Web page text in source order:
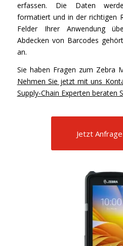
erfassen. Die Daten
formatiert und in der richtigen
Felder Ihrer Anwendung
Abdecken von Barcodes
an.
Sie haben Fragen zum Zebra
Nehmen Sie jetzt mit uns
Supply-Chain Experten beraten
Jetzt